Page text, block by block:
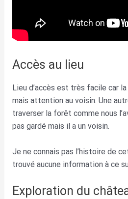
Accès au lieu
Lieu d’accès est très facile car
mais attention au voisin. Une
traverser la forêt comme nous
pas gardé mais il a un voisin.
Je ne connais pas l’histoire de
trouvé aucune information à ce
Exploration du